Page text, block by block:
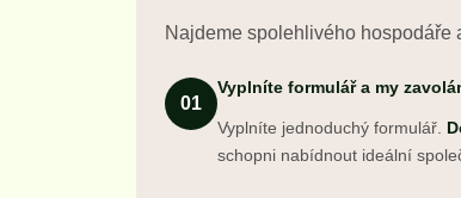
Najdeme spolehlivého hospodáře
01
Vyplníte formulář a my
Vyplníte jednoduchý formulář.
schopni nabídnout ideální